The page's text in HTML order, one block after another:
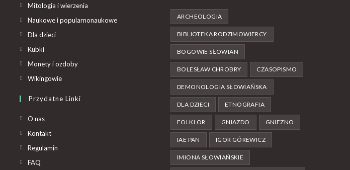
Mitologia i wierzenia
Naukowe i popularnonaukowe
Dla dzieci
Kubki
Monety i ozdoby
Wikingowie
Przydatne Linki
O nas
Kontakt
Regulamin
FAQ
ARCHEOLOGIA
BIBLIOTEKA RODZIMOWIERCY
BOGOWIE SŁOWIAN
BOLESŁAW CHROBRY CZASOPISMO
DEMONOLOGIA SŁOWIAŃSKA
DLA DZIECI ETNOGRAFIA
FOLKLOR GNIAZDO GNIEZNO
IAE PAN IGOR GÓREWICZ
IMIONA SŁOWIAŃSKIE